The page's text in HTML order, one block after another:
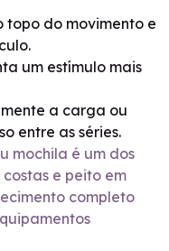
topo do movimento e
um estímulo mais
a carga ou
entre as séries.
mochila é um dos
e peito em
completo